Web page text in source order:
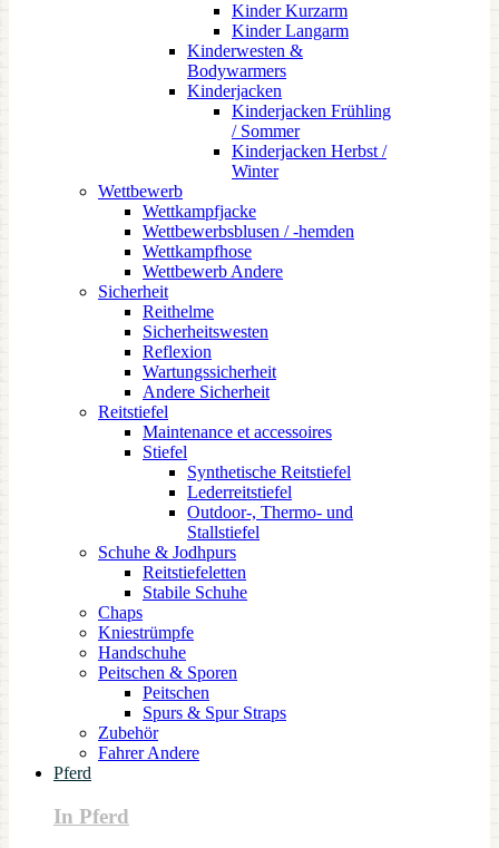
Kinder Kurzarm
Kinder Langarm
Kinderwesten &
Bodywarmers
Kinderjacken
Kinderjacken Frühling
/ Sommer
Kinderjacken Herbst /
Winter
Wettbewerb
Wettkampfjacke
Wettbewerbsblusen / -hemden
Wettkampfhose
Wettbewerb Andere
Sicherheit
Reithelme
Sicherheitswesten
Reflexion
Wartungssicherheit
Andere Sicherheit
Reitstiefel
Maintenance et accessoires
Stiefel
Synthetische Reitstiefel
Lederreitstiefel
Outdoor-, Thermo- und
Stallstiefel
Schuhe & Jodhpurs
Reitstiefeletten
Stabile Schuhe
Chaps
Kniestrümpfe
Handschuhe
Peitschen & Sporen
Peitschen
Spurs & Spur Straps
Zubehör
Fahrer Andere
Pferd
In Pferd